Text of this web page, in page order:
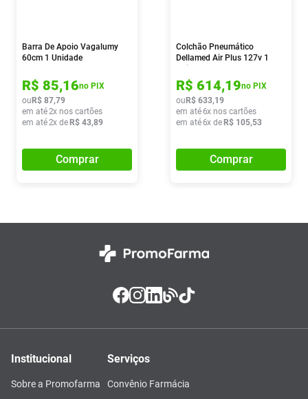
Barra De Apoio Vagalumy
60cm 1 Unidade
R$ 85,16no PIX
ou R$ 87,79
em até2x nos cartões
em até2x de R$ 43,89
Comprar
Colchão Pneumático
Dellamed Air Plus 127v 1
R$ 614,19no PIX
ou R$ 633,19
em até6x nos cartões
em até6x de R$ 105,53
Comprar
Institucional
Sobre a Promofarma
Serviços
Convênio Farmácia